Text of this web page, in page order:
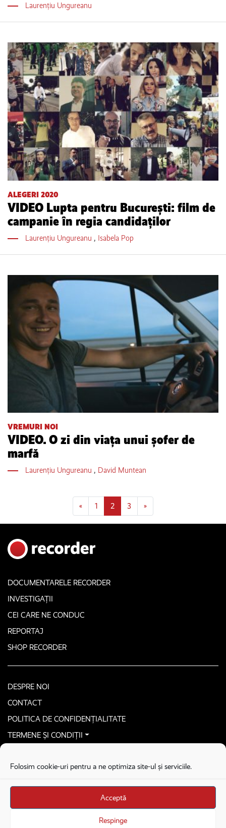
Folosim cookie-uri pentru a ne optimiza site-ul și serviciile.
Acceptă
Respinge
Laurențiu Ungureanu
ALEGERI 2020
VIDEO Lupta pentru București: film de
campanie în regia candidaților
Laurențiu Ungureanu , Isabela Pop
VREMURI NOI
VIDEO. O zi din viaţa unui şofer de
marfă
Laurențiu Ungureanu , David Muntean
Posts navigation
« 1 2 3 »
DOCUMENTARELE RECORDER
INVESTIGAȚII
CEI CARE NE CONDUC
REPORTAJ
SHOP RECORDER
DESPRE NOI
CONTACT
POLITICA DE CONFIDENȚIALITATE
TERMENE ȘI CONDIȚII
Stega creative
Brandul Recorder e operat de Asociația Recorder Community, sub licența SC